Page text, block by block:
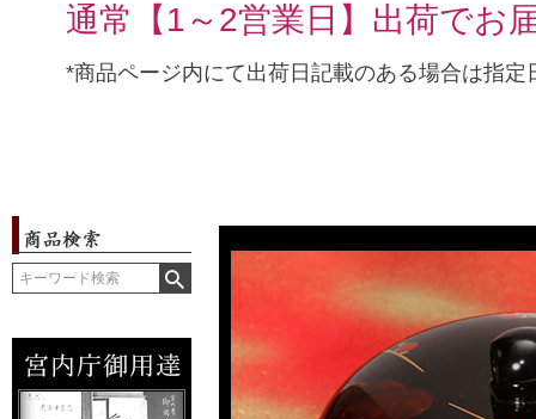
通常【1～2営業日】出荷でお
*商品ページ内にて出荷日記載のある場合は指定